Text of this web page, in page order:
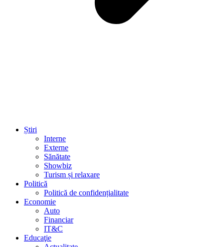
Știri
Interne
Externe
Sănătate
Showbiz
Turism și relaxare
Politică
Politică de confidențialitate
Economie
Auto
Financiar
IT&C
Educaţie